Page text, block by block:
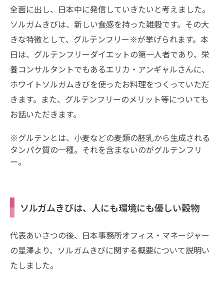
全面に出し、日本中に発信していきたいと考えました。
ソルガムきびは、新しい食感を持った雑穀です。その大
きな特徴として、グルテンフリー※が挙げられます。本
日は、グルテンフリーダイエットの第一人者であり、栄
養コンサルタントでもあるエリカ・アンギャルさんに、
ホワイトソルガムきびを使ったお料理をつくっていただ
きます。また、グルテンフリーのメリット等についても
お話いただきます。
※グルテンとは、小麦などの麦類の胚乳から生成される
タンパク質の一種。それを含まないのがグルテンフリ
ー。
ソルガムきびは、人にも環境にも優しい穀物
代表あいさつの後、日本事務所オフィス・マネージャー
の星澤より、ソルガムきびに関する概要について説明い
たしました。